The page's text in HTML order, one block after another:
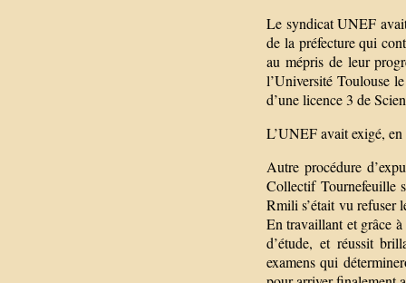
Le syndicat UNEF
de la préfecture qui
au mépris de leur
l’Université Toulouse
d’une licence 3 de
L’UNEF avait exigé,
Autre procédure
Collectif Tournefeuille
Rmili s’était vu refuser
En travaillant et grâce
d’étude, et réussit
examens qui